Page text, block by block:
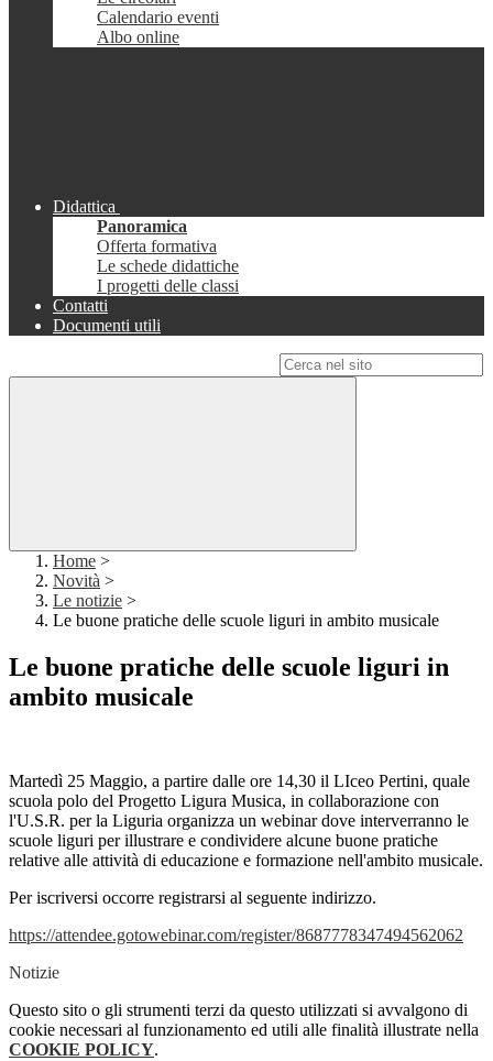
Calendario eventi
Albo online
Didattica
Panoramica
Offerta formativa
Le schede didattiche
I progetti delle classi
Contatti
Documenti utili
Home >
Novità >
Le notizie >
Le buone pratiche delle scuole liguri in ambito musicale
Le buone pratiche delle scuole liguri in
ambito musicale
Martedì 25 Maggio, a partire dalle ore 14,30 il LIceo Pertini, quale
scuola polo del Progetto Ligura Musica, in collaborazione con
l'U.S.R. per la Liguria organizza un webinar dove interverranno le
scuole liguri per illustrare e condividere alcune buone pratiche
relative alle attività di educazione e formazione nell'ambito musicale.
Per iscriversi occorre registrarsi al seguente indirizzo.
https://attendee.gotowebinar.com/register/8687778347494562062
Notizie
Questo sito o gli strumenti terzi da questo utilizzati si avvalgono di
cookie necessari al funzionamento ed utili alle finalità illustrate nella
COOKIE POLICY.